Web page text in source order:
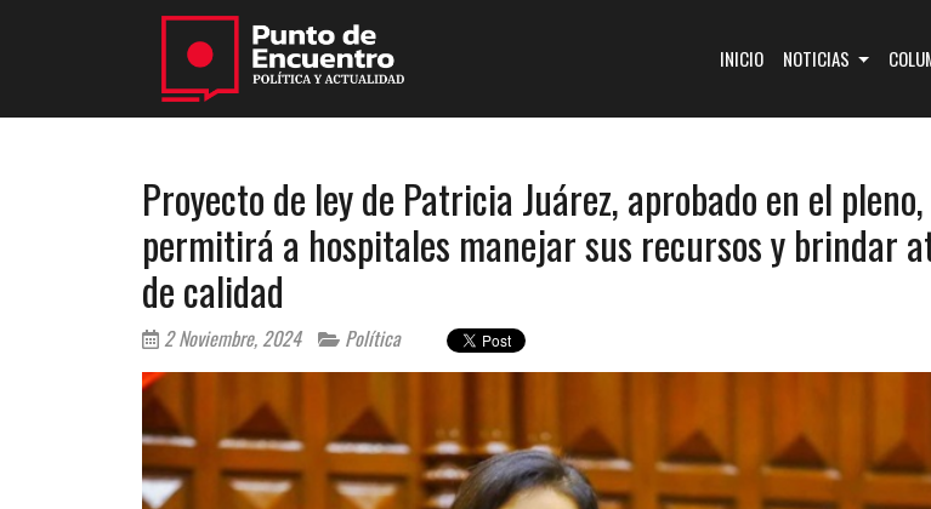
INICIO(CURRENT)
NOTICIAS
Proyecto de ley de Patricia Juárez, aprobado en el pleno,
permitirá a hospitales manejar sus recursos y brindar
de calidad
2 Noviembre, 2024 Política